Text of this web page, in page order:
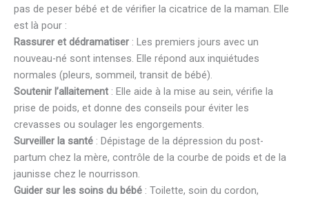
pas de peser bébé et de vérifier la cicatrice de la maman. Elle
est là pour :
Rassurer et dédramatiser : Les premiers jours avec un
nouveau-né sont intenses. Elle répond aux inquiétudes
normales (pleurs, sommeil, transit de bébé).
Soutenir l’allaitement : Elle aide à la mise au sein, vérifie la
prise de poids, et donne des conseils pour éviter les
crevasses ou soulager les engorgements.
Surveiller la santé : Dépistage de la dépression du post-
partum chez la mère, contrôle de la courbe de poids et de la
jaunisse chez le nourrisson.
Guider sur les soins du bébé : Toilette, soin du cordon,